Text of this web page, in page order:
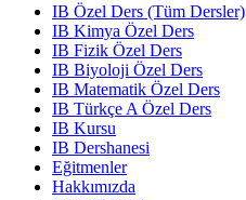
IB Özel Ders (Tüm Dersler)
IB Kimya Özel Ders
IB Fizik Özel Ders
IB Biyoloji Özel Ders
IB Matematik Özel Ders
IB Türkçe A Özel Ders
IB Kursu
IB Dershanesi
Eğitmenler
Hakkımızda